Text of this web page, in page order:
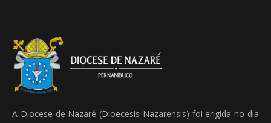
A Diocese de Nazaré (Dioecesis Nazarensis) foi erigida no dia